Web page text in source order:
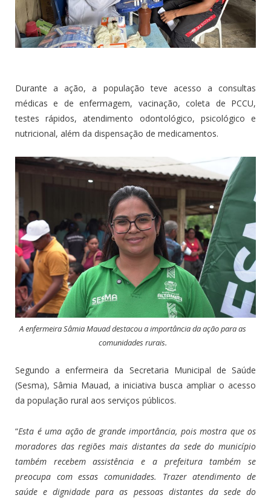
Durante a ação, a população teve acesso a consultas
médicas e de enfermagem, vacinação, coleta de PCCU,
testes rápidos, atendimento odontológico, psicológico e
nutricional, além da dispensação de medicamentos.
A enfermeira Sâmia Mauad destacou a importância da ação para as
comunidades rurais.
Segundo a enfermeira da Secretaria Municipal de Saúde
(Sesma), Sâmia Mauad, a iniciativa busca ampliar o acesso
da população rural aos serviços públicos.
“Esta é uma ação de grande importância, pois mostra que os
moradores das regiões mais distantes da sede do município
também recebem assistência e a prefeitura também se
preocupa com essas comunidades. Trazer atendimento de
saúde e dignidade para as pessoas distantes da sede do